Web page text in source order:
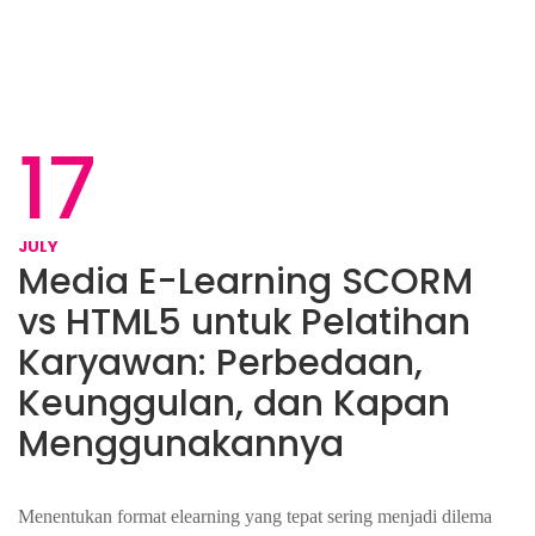
17
JULY
Media E-Learning SCORM
vs HTML5 untuk Pelatihan
Karyawan: Perbedaan,
Keunggulan, dan Kapan
Menggunakannya
Menentukan format elearning yang tepat sering menjadi dilema